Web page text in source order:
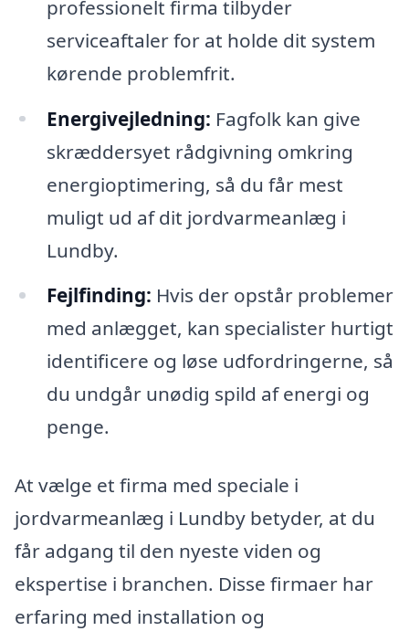
professionelt firma tilbyder
serviceaftaler for at holde dit system
kørende problemfrit.
Energivejledning: Fagfolk kan give
skræddersyet rådgivning omkring
energioptimering, så du får mest
muligt ud af dit jordvarmeanlæg i
Lundby.
Fejlfinding: Hvis der opstår problemer
med anlægget, kan specialister hurtigt
identificere og løse udfordringerne, så
du undgår unødig spild af energi og
penge.
At vælge et firma med speciale i
jordvarmeanlæg i Lundby betyder, at du
får adgang til den nyeste viden og
ekspertise i branchen. Disse firmaer har
erfaring med installation og